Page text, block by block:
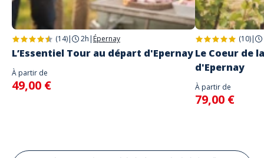
(14)| 2h | Épernay
L’Essentiel Tour au départ d'Epernay
À partir de
49,00 €
(10)|
Le Coeur de
d'Epernay
À partir de
79,00 €